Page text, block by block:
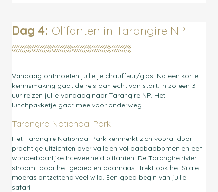
Dag 4: Olifanten in Tarangire NP
Vandaag ontmoeten jullie je chauffeur/gids. Na een korte
kennismaking gaat de reis dan echt van start. In zo een 3
uur reizen jullie vandaag naar Tarangire NP. Het
lunchpakketje gaat mee voor onderweg.
Tarangire Nationaal Park
Het Tarangire Nationaal Park kenmerkt zich vooral door
prachtige uitzichten over valleien vol baobabbomen en een
wonderbaarlijke hoeveelheid olifanten. De Tarangire rivier
stroomt door het gebied en daarnaast trekt ook het Silale
moeras ontzettend veel wild. Een goed begin van jullie
safari!